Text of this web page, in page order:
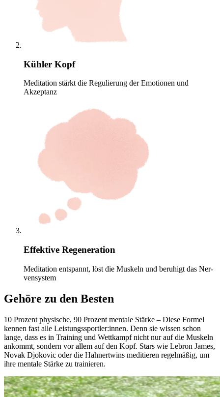
Kühler Kopf
Meditation stärkt die Regulierung der Emotionen und
Akzeptanz
Effektive Regeneration
Medi­ta­tion entspannt, löst die Mus­keln und beruhigt das Ner­
ven­sys­tem
Gehöre zu den Besten
10 Pro­zent phy­si­sche, 90 Pro­zent men­tale Stärke – Diese Formel
kennen fast alle Leis­tungs­sport­ler:innen. Denn sie wissen schon
lange, dass es in Trai­ning und Wett­kampf nicht nur auf die Mus­keln
ankommt, son­dern vor allem auf den Kopf. Stars wie Lebron James,
Novak Djo­ko­vic oder die Hah­nert­wins medi­tie­ren regel­mä­ßig, um
ihre men­tale Stärke zu trai­nie­ren.